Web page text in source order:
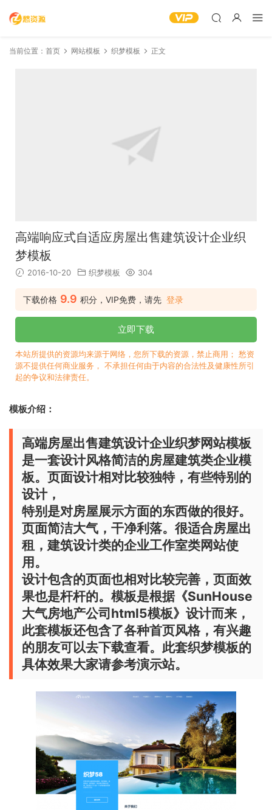
当前位置： 首页 网站模板 织梦模板 正文
高端响应式自适应房屋出售建筑设计企业织
梦模板
2016-10-20 织梦模板 304
下载价格 9.9 积分，VIP免费，请先 登录
立即下载
本站所提供的资源均来源于网络，您所下载的资源，禁止商用； 愁资
源不提供任何商业服务， 不承担任何由于内容的合法性及健康性所引
起的争议和法律责任。
模板介绍：
高端房屋出售建筑设计企业织梦网站模板
是一套设计风格简洁的房屋建筑类企业模
板。页面设计相对比较独特，有些特别的
设计，
特别是对房屋展示方面的东西做的很好。
页面简洁大气，干净利落。很适合房屋出
租，建筑设计类的企业工作室类网站使
用。
设计包含的页面也相对比较完善，页面效
果也是杆杆的。模板是根据《SunHouse
大气房地产公司html5模板》设计而来，
此套模板还包含了各种首页风格，有兴趣
的朋友可以去下载查看。此套织梦模板的
具体效果大家请参考演示站。